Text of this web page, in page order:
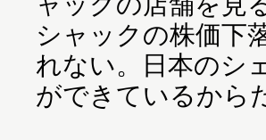
シャックの株価下
れない。日本のシ
ができているから